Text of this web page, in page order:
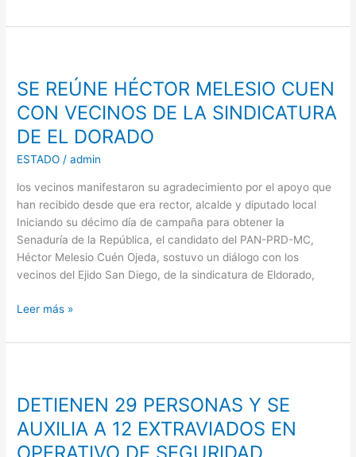
SE REÚNE HÉCTOR MELESIO CUEN
CON VECINOS DE LA SINDICATURA
DE EL DORADO
ESTADO /admin
los vecinos manifestaron su agradecimiento por el apoyo que
han recibido desde que era rector, alcalde y diputado local
Iniciando su décimo día de campaña para obtener la
Senaduría de la República, el candidato del PAN-PRD-MC,
Héctor Melesio Cuén Ojeda, sostuvo un diálogo con los
vecinos del Ejido San Diego, de la sindicatura de Eldorado,
HÉCTOR
MELESIO
CUEN
CON
VECINOS
LA
SINDICATURA
DE
EL
DORADO
Leer más »
DETIENEN 29 PERSONAS Y SE
AUXILIA A 12 EXTRAVIADOS EN
PERSONAS
Y
SE